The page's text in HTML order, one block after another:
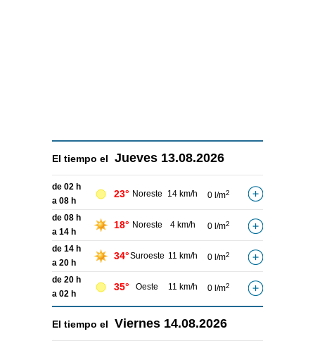
El tiempo el Jueves 13.08.2026
de 02 h
a 08 h
23° Noreste 14 km/h 0 l/m2
de 08 h
a 14 h
18° Noreste 4 km/h 0 l/m2
de 14 h
a 20 h
34°Suroeste 11 km/h 0 l/m2
de 20 h
a 02 h
35° Oeste 11 km/h 0 l/m2
El tiempo el Viernes 14.08.2026